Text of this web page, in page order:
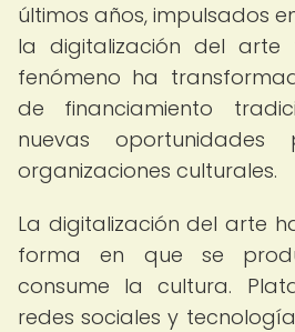
últimos años, impulsados
la digitalización del arte
fenómeno ha
de financiamiento
nuevas
organizaciones culturales.
La digitalización del arte
forma en que se
consume la cultura.
redes sociales y